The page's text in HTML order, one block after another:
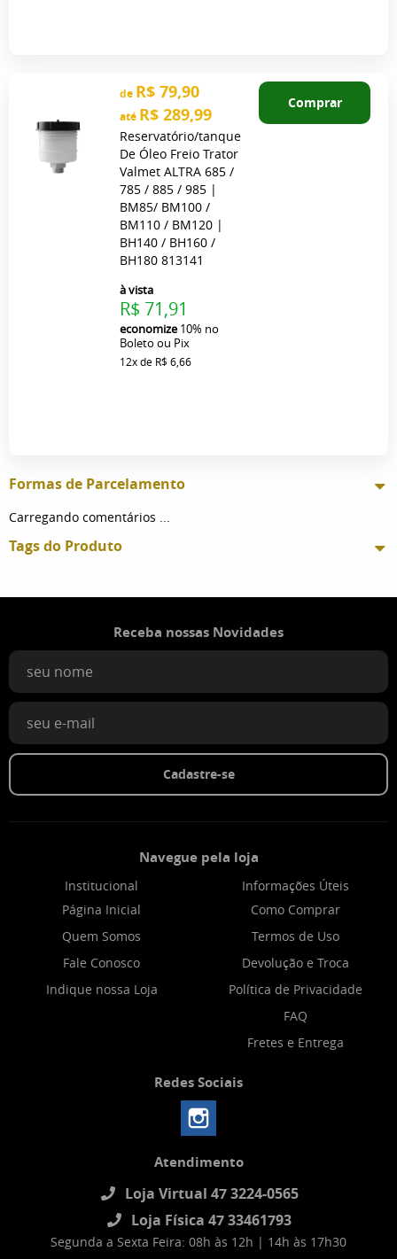
Reservatório/tanque
De Óleo Freio Trator
Valmet ALTRA 685 /
785 / 885 / 985 |
BM85/ BM100 /
BM110 / BM120 |
BH140 / BH160 /
BH180 813141
de R$ 79,90
até R$ 289,99
à vista
R$ 71,91
economize10% no
Boleto ou Pix
12xde R$ 6,66
Comprar
Formas de Parcelamento
Carregando comentários ...
Tags do Produto
Receba nossas Novidades
Cadastre-se
Navegue pela loja
Institucional
Página Inicial
Quem Somos
Fale Conosco
Indique nossa Loja
Informações Úteis
Como Comprar
Termos de Uso
Devolução e Troca
Política de Privacidade
FAQ
Fretes e Entrega
Redes Sociais
Atendimento
Loja Virtual 47 3224-0565
Loja Física 47 33461793
Segunda a Sexta Feira: 08h às 12h | 14h às 17h30